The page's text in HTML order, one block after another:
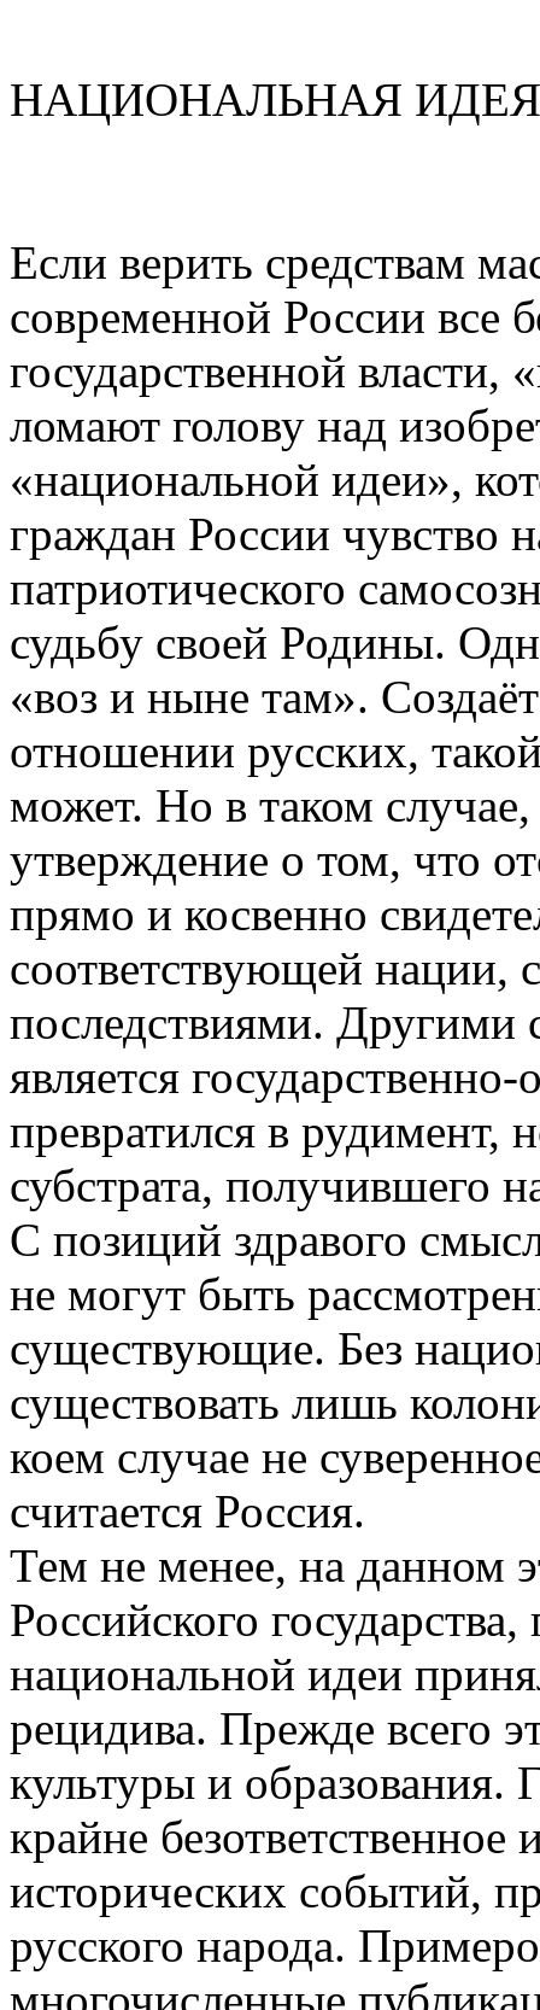
НАЦИОНАЛЬНАЯ
Если верить средствам
современной России все
государственной власти,
ломают голову над
«национальной идеи»,
граждан России чувство
патриотического
судьбу своей Родины.
«воз и ныне там».
отношении русских,
может. Но в таком
утверждение о том, что
прямо и косвенно
соответствующей
последствиями. Другими
является
превратился в рудимент,
субстрата, получившего
С позиций здравого
не могут быть
существующие. Без
существовать лишь
коем случае не
считается Россия.
Тем не менее, на данном
Российского
национальной идеи
рецидива. Прежде всего
культуры и образования.
крайне
исторических событий,
русского народа.